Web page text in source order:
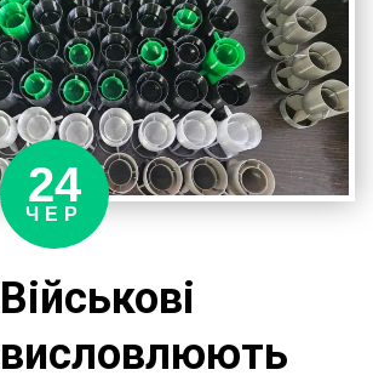
24
ЧЕР
Військові
висловлюють